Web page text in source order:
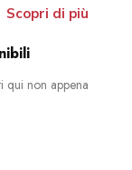
Scopri di più
qui non appena